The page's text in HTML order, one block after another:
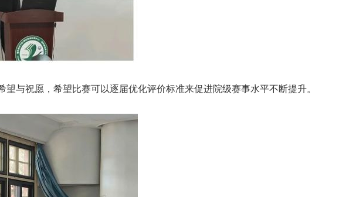
与祝愿，希望比赛可以逐届优化评价标准来促进院级赛事水平不断提升。